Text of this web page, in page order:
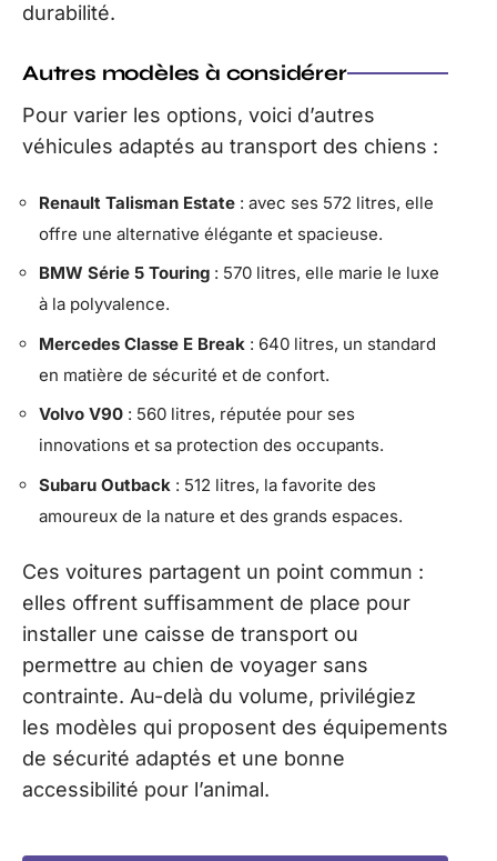
durabilité.
Autres modèles à considérer
Pour varier les options, voici d’autres
véhicules adaptés au transport des chiens :
Renault Talisman Estate : avec ses 572 litres, elle
offre une alternative élégante et spacieuse.
BMW Série 5 Touring : 570 litres, elle marie le luxe
à la polyvalence.
Mercedes Classe E Break : 640 litres, un standard
en matière de sécurité et de confort.
Volvo V90 : 560 litres, réputée pour ses
innovations et sa protection des occupants.
Subaru Outback : 512 litres, la favorite des
amoureux de la nature et des grands espaces.
Ces voitures partagent un point commun :
elles offrent suffisamment de place pour
installer une caisse de transport ou
permettre au chien de voyager sans
contrainte. Au-delà du volume, privilégiez
les modèles qui proposent des équipements
de sécurité adaptés et une bonne
accessibilité pour l’animal.